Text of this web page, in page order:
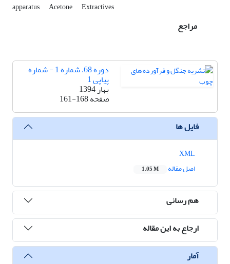
apparatus Acetone Extractives
مراجع
دوره 68، شماره 1 - شماره
پیاپی 1
بهار 1394
صفحه161-168
فایل ها
اصل مقاله
1.05 M
هم رسانی
ارجاع به این مقاله
آمار